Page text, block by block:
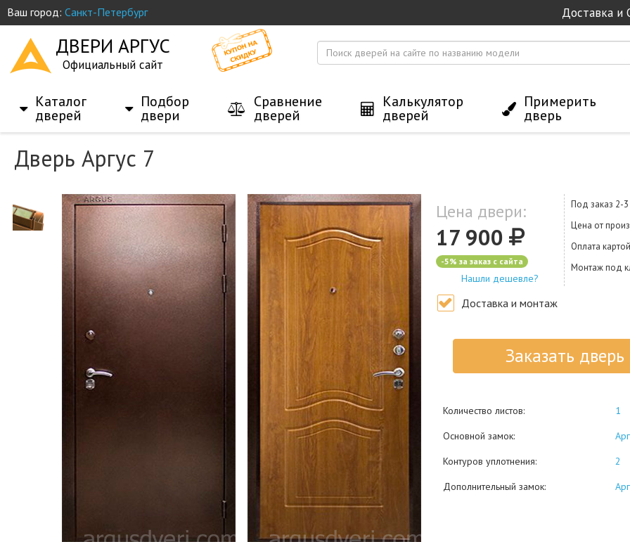
Ваш город: Санкт-Петербург Доставка и
ДВЕРИ АРГУС
Официальный сайт
Каталог
дверей
Подбор
двери
Сравнение
дверей
Калькулятор
дверей
Примерить
дверь
Дверь Аргус 7
Цена двери:
17 900
-5% за заказ с сайта
Нашли дешевле?
Под заказ 2-
Цена от
Оплата
Монтаж под
Доставка и монтаж
Заказать дверь
Количество листов:
1
Основной замок:
Контуров уплотнения:
2
Дополнительный замок: